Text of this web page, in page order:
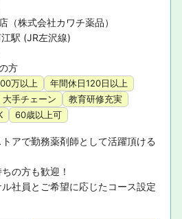
株式会社カワチ薬品）
駅 (JR左沢線)
方
万以上
年間休日120日以上
大手チェーン
教育研修充実
60歳以上可
アで勤務薬剤師として活躍頂ける
の方も歓迎！
社員とご希望に応じたコース設定